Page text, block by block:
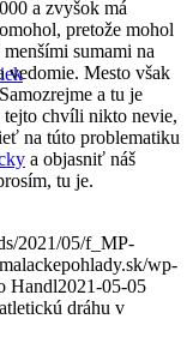
a zvyšok má
pretože mohol
sumami na
vedomie. Mesto však
a tu je
chvíli nikto nevie,
na túto problematiku
a objasniť náš
tu je.
2021/05/f_MP-
wp-
Handl2021-05-05
dráhu v